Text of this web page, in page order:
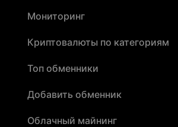
Мониторинг
Криптовалюты по категориям
Топ обменники
Добавить обменник
Облачный майнинг